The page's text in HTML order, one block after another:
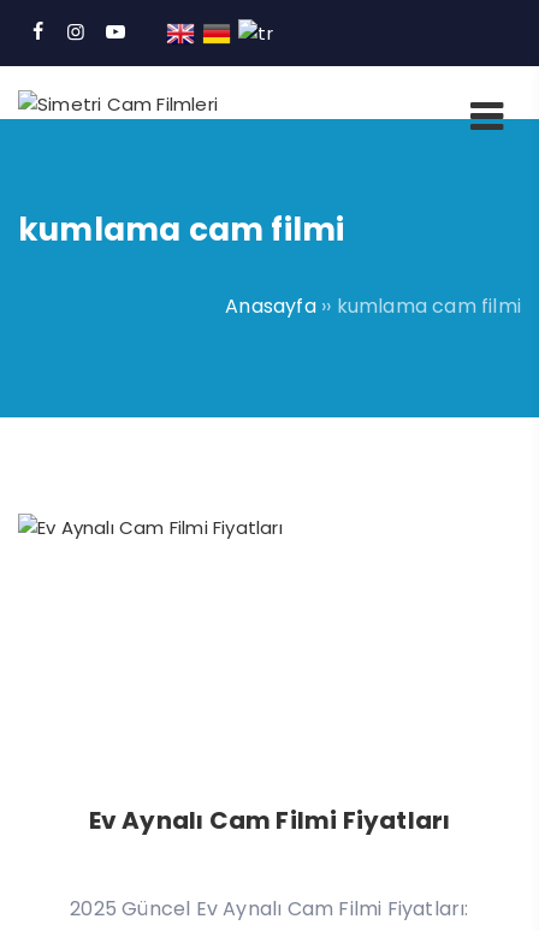
kumlama cam filmi
Anasayfa ›› kumlama cam filmi
Ev Aynalı Cam Filmi Fiyatları
2025 Güncel Ev Aynalı Cam Filmi Fiyatları: